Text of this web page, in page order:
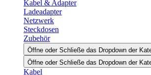
Kabel & Adapter
Ladeadapter
Netzwerk
Steckdosen
Zubehör
Öffne oder Schließe das Dropdown der
Öffne oder Schließe das Dropdown der
Kabel